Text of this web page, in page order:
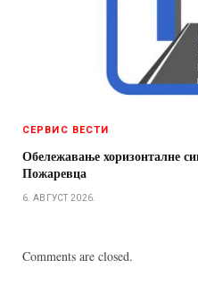
СЕРВИС ВЕСТИ
Обележавање хоризонталне
Пожаревца
6. АВГУСТ 2026.
Comments are closed.